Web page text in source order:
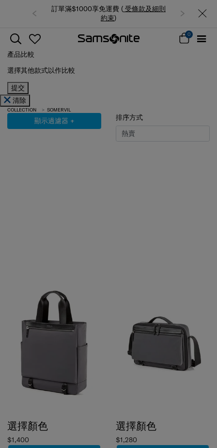
訂單滿$1000享免運費 ( 受條款及細則
約束)
0
產品比較
選擇其他款式以作比較
提交
清除
COLLECTION SOMERVIL
顯示過濾器 + 排序方式
選擇顏色
$1,400
選擇顏色
$1,280